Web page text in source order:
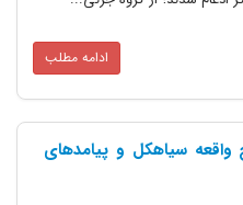
ادامه مطلب
سیاهکل و پیامدهای